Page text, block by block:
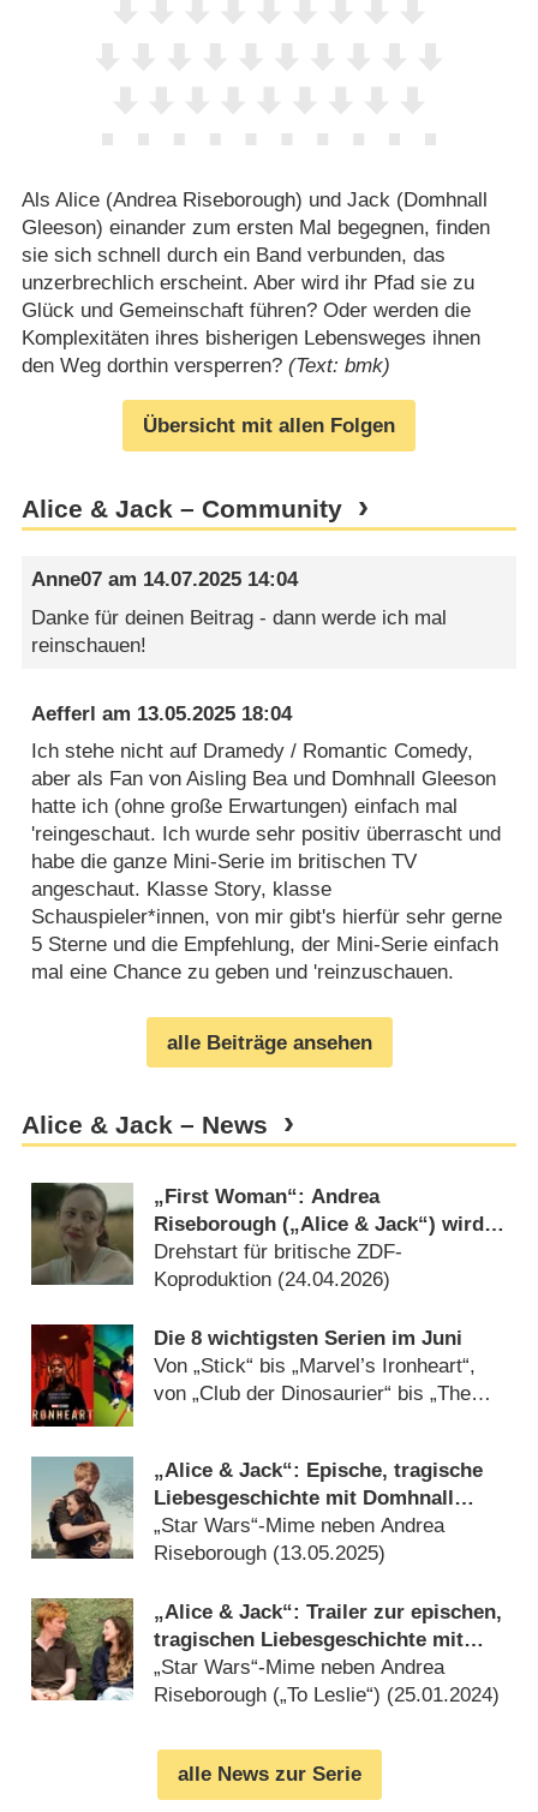
Als Alice (Andrea Riseborough) und Jack (Domhnall
Gleeson) einander zum ersten Mal begegnen, finden
sie sich schnell durch ein Band verbunden, das
unzerbrechlich erscheint. Aber wird ihr Pfad sie zu
Glück und Gemeinschaft führen? Oder werden die
Komplexitäten ihres bisherigen Lebensweges ihnen
den Weg dorthin versperren? (Text: bmk)
Übersicht mit allen Folgen
Alice & Jack – Community
Anne07 am 14.07.2025 14:04
Danke für deinen Beitrag - dann werde ich mal
reinschauen!
Aefferl am 13.05.2025 18:04
Ich stehe nicht auf Dramedy / Romantic Comedy,
aber als Fan von Aisling Bea und Domhnall Gleeson
hatte ich (ohne große Erwartungen) einfach mal
'reingeschaut. Ich wurde sehr positiv überrascht und
habe die ganze Mini-Serie im britischen TV
angeschaut. Klasse Story, klasse
Schauspieler*innen, von mir gibt's hierfür sehr gerne
5 Sterne und die Empfehlung, der Mini-Serie einfach
mal eine Chance zu geben und 'reinzuschauen.
alle Beiträge ansehen
Alice & Jack – News
„First Woman“: Andrea
Riseborough („Alice & Jack“) wird
im Sci-Fi-Thriller zur Astronautin
Drehstart für britische ZDF-
Koproduktion (24.04.2026)
Die 8 wichtigsten Serien im Juni
Von „Stick“ bis „Marvel’s Ironheart“,
von „Club der Dinosaurier“ bis „The
„Alice & Jack“: Epische, tragische
Liebesgeschichte mit Domhnall
Gleeson erhält Deutschlandpremiere
„Star Wars“-Mime neben Andrea
Riseborough (13.05.2025)
„Alice & Jack“: Trailer zur epischen,
tragischen Liebesgeschichte mit
Domhnall Gleeson
„Star Wars“-Mime neben Andrea
Riseborough („To Leslie“) (25.01.2024)
alle News zur Serie